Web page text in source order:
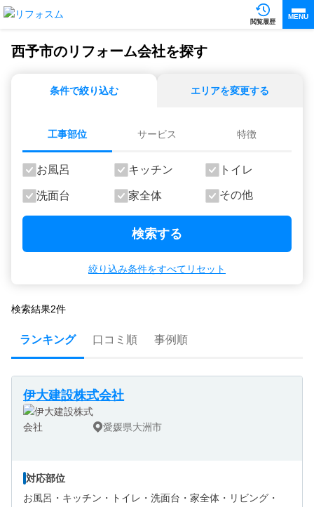
閲覧履歴
MENU
西予市のリフォーム会社を探す
条件で絞り込む エリアを変更する
工事部位 サービス 特徴
お風呂 キッチン トイレ
洗面台 家全体 その他
検索する
絞り込み条件をすべてリセット
検索結果2件
ランキング 口コミ順 事例順
伊大建設株式会社
愛媛県大洲市
対応部位
お風呂・ キッチン・ トイレ・ 洗面台・ 家全体・ リビング・